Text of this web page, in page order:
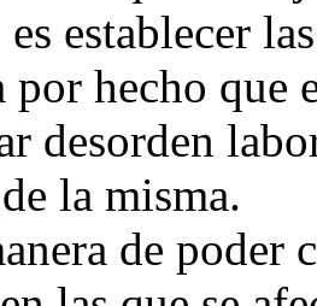
establecer
por hecho que
desorden
la misma.
de poder